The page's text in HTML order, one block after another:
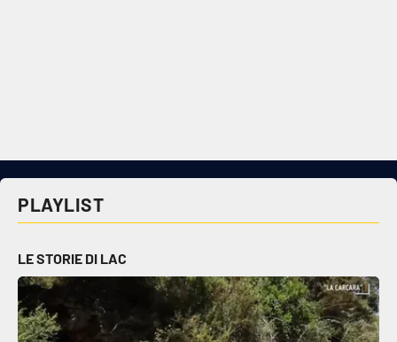
PLAYLIST
LE STORIE DI LAC